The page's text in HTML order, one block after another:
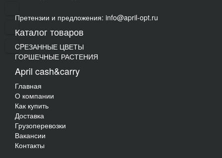
Претензии и предложения: info@april-opt.ru
Каталог товаров
CPЕЗАННЫЕ ЦВЕТЫ
ГОРШЕЧНЫЕ РАСТЕНИЯ
April cash&carry
Главная
О компании
Как купить
Доставка
Грузоперевозки
Вакансии
Контакты